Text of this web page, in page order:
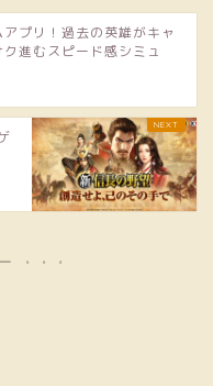
プリ！過去の英雄がキャ
進むスピード感シミュ